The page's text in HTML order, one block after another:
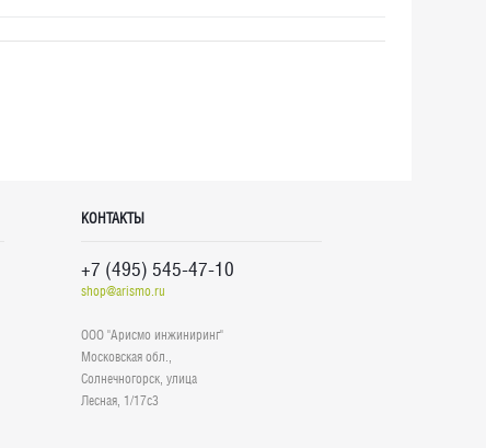
КОНТАКТЫ
+7 (495) 545-47-10
shop@arismo.ru
ООО "Арисмо инжиниринг"
Московская обл.,
Солнечногорск, улица
Лесная, 1/17с3